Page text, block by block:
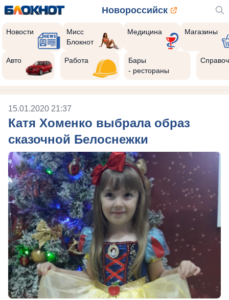
Новороссийск
Новости
Мисс
Блокнот
Медицина Магазины
Авто Работа
Бары
- рестораны
15.01.2020 21:37
Катя Хоменко выбрала образ
сказочной Белоснежки